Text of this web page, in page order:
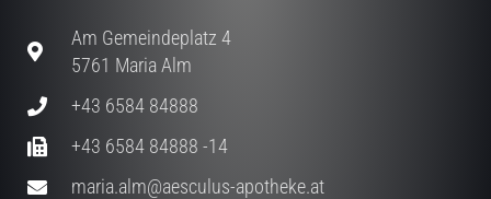
Am Gemeindeplatz 4
5761 Maria Alm
+43 6584 84888
+43 6584 84888 -14
maria.alm@aesculus-apotheke.at